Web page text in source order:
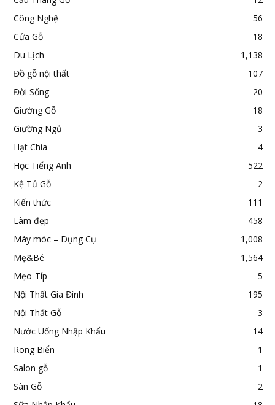
Công Nghệ
56
Cửa Gỗ
18
Du Lịch
1,138
Đồ gỗ nội thất
107
Đời Sống
20
Giường Gỗ
18
Giường Ngủ
3
Hạt Chia
4
Học Tiếng Anh
522
Kệ Tủ Gỗ
2
Kiến thức
111
Làm đẹp
458
Máy móc – Dụng Cụ
1,008
Mẹ&Bé
1,564
Mẹo-Típ
5
Nội Thất Gia Đình
195
Nội Thất Gỗ
3
Nước Uống Nhập Khẩu
14
Rong Biển
1
Salon gỗ
1
Sàn Gỗ
2